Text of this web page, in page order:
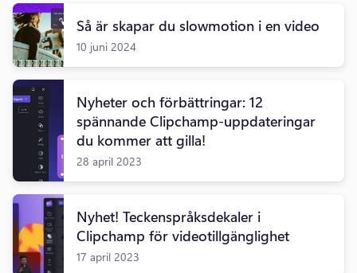
Så är skapar du slowmotion i en video
10 juni 2024
Nyheter och förbättringar: 12
spännande Clipchamp-uppdateringar
du kommer att gilla!
28 april 2023
Nyhet! Teckenspråksdekaler i
Clipchamp för videotillgänglighet
17 april 2023